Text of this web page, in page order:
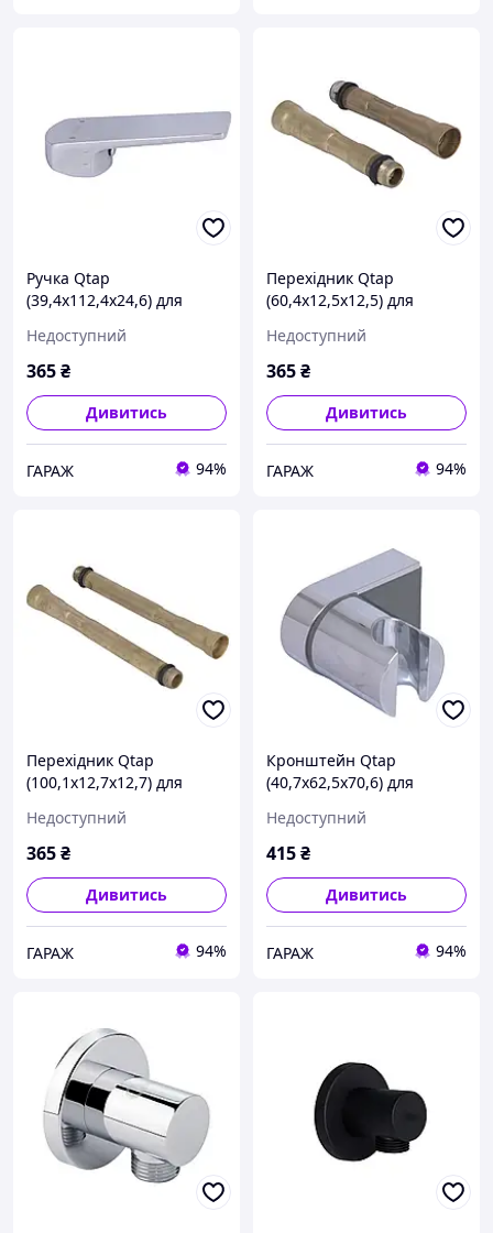
Ручка Qtap
(39,4x112,4x24,6) для
QTCRO394112424650447
garage
Недоступний
365₴
Дивитись
ГАРАЖ 94%
Перехідник Qtap
(60,4x12,5x12,5) для
низький та біде Evia
QTEVI60412512549911
Недоступний
365₴
Дивитись
ГАРАЖ 94%
Перехідник Qtap
(100,1x12,7x12,7) для
низький Tern
QTTER100112712749909
Недоступний
365₴
Дивитись
ГАРАЖ 94%
Кронштейн Qtap
(40,7x62,5x70,6) для
Evia, Tern
QTEVITER40762570649925
Недоступний
415₴
Дивитись
ГАРАЖ 94%